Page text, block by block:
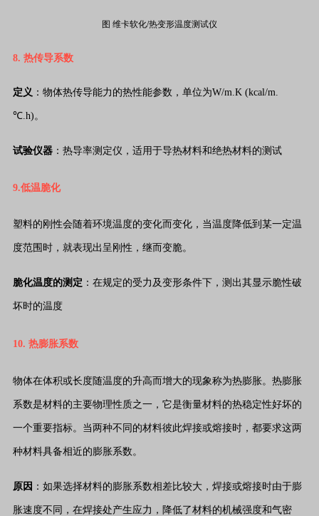
图 维卡软化/热变形温度测试仪
8. 热传导系数
定义 ：物体热传导能力的热性能参数，单位为W/m.K (kcal/m.
℃.h)。
试验仪器 ：热导率测定仪， 适用于导热材料和绝热材料的测试
9.低温脆化
塑料的刚性会随着环境温度的变化而变化，当温度降低到某一定温
度范围时，就表现出呈刚性，继而变脆。
脆化温度的测定 ：在规定的受力及变形条件下，测出其显示脆性破
坏时的温度
10. 热膨胀系数
物体在体积或长度随温度的升高而增大的现象称为热膨胀。热膨胀
系数是材料的主要物理性质之一，它是衡量材料的热稳定性好坏的
一个重要指标。当两种不同的材料彼此焊接或熔接时，都要求这两
种材料具备相近的膨胀系数。
原因 ：如果选择材料的膨胀系数相差比较大，焊接或熔接时由于膨
胀速度不同，在焊接处产生应力，降低了材料的机械强度和气密